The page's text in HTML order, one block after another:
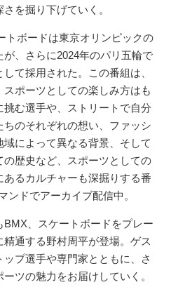
を掘り下げていく。
トボードは東京オリンピックの
、さらに2024年のパリ五輪で
て採用された。この番組は、
ポーツとしての楽しみ方はも
む選手や、ストリートで自分
のそれぞれの想い、ファッシ
によって異なる背景、そして
歴史など、スポーツとしての
るカルチャーも深掘りする番
ンドでアーカイブ配信中。
、スケートボードをプレー
通する野村周平が登場。ゲス
プ選手や専門家とともに、さ
ツの魅力をお届けしていく。